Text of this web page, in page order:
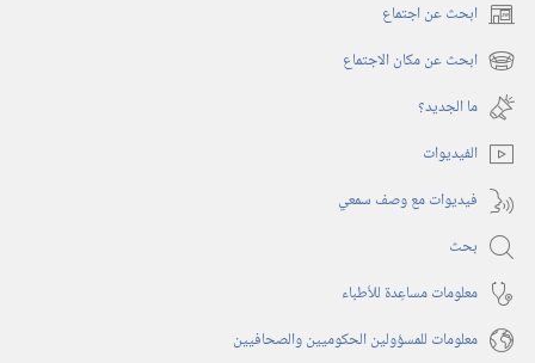
ابحث عن اجتماع (يفتح
نافذة ابحث عن مكان الاجتماع (يفتح
نافذة
جديدة)
ما الجديد؟‏
الفيديوات
فيديوات مع وصف سمعي
بحث
معلومات مساعِدة للأطباء
معلومات للمسؤولين الحكوميين والصحافيين